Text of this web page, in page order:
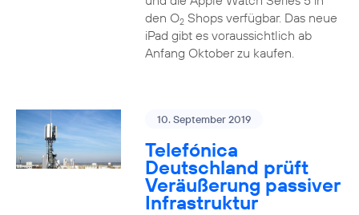
den O2Shops verfügbar. Das neue
iPad gibt es voraussichtlich ab
Anfang Oktober zu kaufen.
10. September 2019
Telefónica
Deutschland prüft
Veräußerung passiver
Infrastruktur